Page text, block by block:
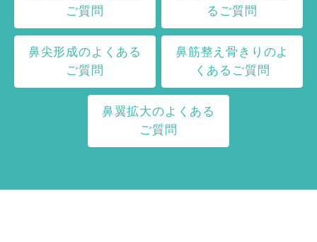
ご質問
るご質問
鼻尖形成のよくある
ご質問
鼻筋整え骨きりのよ
くあるご質問
鼻翼拡大のよくある
ご質問